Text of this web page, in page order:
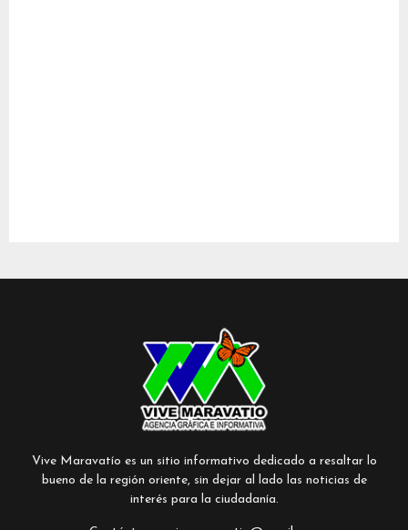
Vive Maravatío es un sitio informativo dedicado a resaltar lo
bueno de la región oriente, sin dejar al lado las noticias de
interés para la ciudadanía.